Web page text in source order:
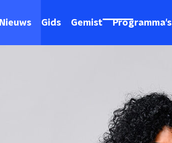
Nieuws Gids Gemist Programma's